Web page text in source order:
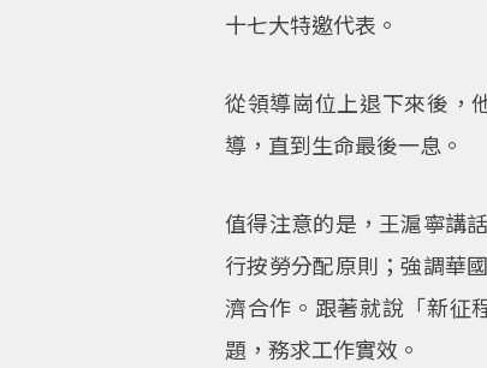
十七大特邀代表。
從領導崗位上退下來後，
導，直到生命最後一息。
值得注意的是，王滬寧講
行按勞分配原則；強調華
濟合作。跟著就說「新征
題，務求工作實效。